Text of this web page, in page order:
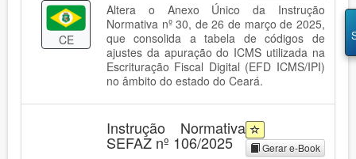
CE
Altera o Anexo Único da Instrução
Normativa nº 30, de 26 de março de 2025,
que consolida a tabela de códigos de
ajustes da apuração do ICMS utilizada na
Escrituração Fiscal Digital (EFD ICMS/IPI)
no âmbito do estado do Ceará.
Instrução Normativa
SEFAZ nº 106/2025 Gerar e-Book